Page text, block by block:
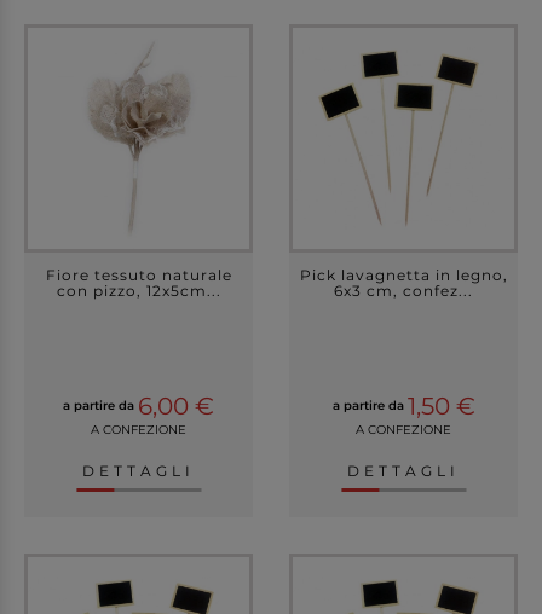
Fiore tessuto naturale
con pizzo, 12x5cm...
a partire da 6,00 €
A CONFEZIONE
DETTAGLI
Pick lavagnetta in legno,
6x3 cm, confez...
a partire da 1,50 €
A CONFEZIONE
DETTAGLI